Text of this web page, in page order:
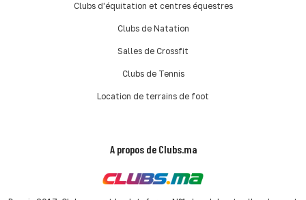
Clubs d'équitation et centres équestres
Clubs de Natation
Salles de Crossfit
Clubs de Tennis
Location de terrains de foot
A propos de Clubs.ma